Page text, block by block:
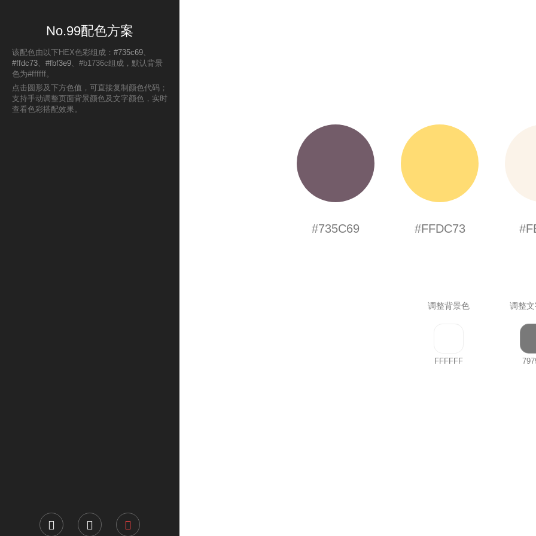
No.99配色方案
该配色由以下HEX色彩组成： #735c69、
#ffdc73、 #fbf3e9、#b1736c组成，默认背景
色为#ffffff。
点击圆形及下方色值，可直接复制颜色代码；
支持手动调整页面背景颜色及文字颜色，实时
查看色彩搭配效果。
#735C69 #FFDC73
调整背景色 调整